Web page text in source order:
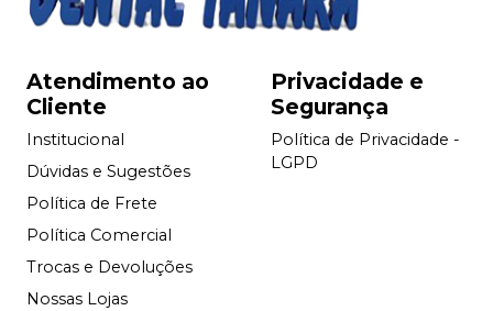
Atendimento ao
Cliente
Institucional
Dúvidas e Sugestões
Política de Frete
Política Comercial
Trocas e Devoluções
Nossas Lojas
Privacidade e
Segurança
Política de Privacidade -
LGPD